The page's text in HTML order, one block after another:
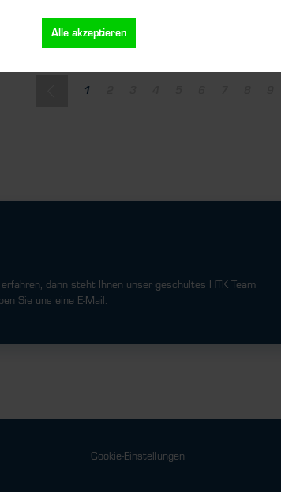
1
dann steht Ihnen unser geschultes HTK Team
Sie uns eine E-Mail.
Cookie-Einstellungen
Alle akzeptieren